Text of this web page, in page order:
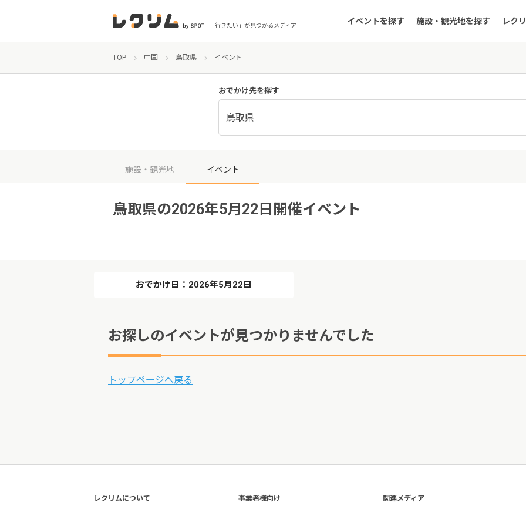
「行きたい」が見つかるメディア イベントを探す 施設・観光地を探す レク
TOP 中国 鳥取県 イベント
おでかけ先を探す
鳥取県
施設・観光地 イベント
鳥取県の2026年5月22日開催イベント
おでかけ日：2026年5月22日
お探しのイベントが見つかりませんでした
トップページへ戻る
レクリムについて 事業者様向け 関連メディア